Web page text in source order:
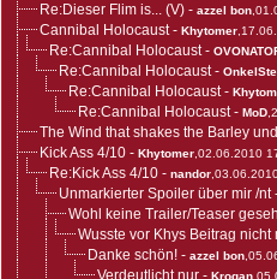
Re:Dieser Flim is... (V) - azzel bon
Cannibal Holocaust- Khytomer
Re:Cannibal Holocaust-
Re:Cannibal Holocaust-
Re:Cannibal Holocaust-
Re:Cannibal Holocaust- MoD
The Wind that shakes the Barley
Kick Ass 4/10 - Khytomer ,02.06.2010
Re:Kick Ass 4/10 - nandor
Unmarkierter Spoiler über mir /nt
Wohl keine Trailer/Teaser
Wusste vor Khys Beitrag
Danke schön! - azzel bon
Verdeutlicht nur - Krogan